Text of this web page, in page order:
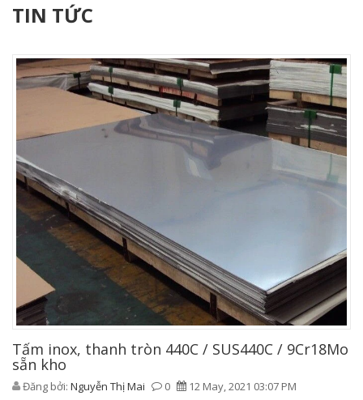
TIN TỨC
Tấm inox, thanh tròn 440C / SUS440C / 9Cr18Mo
sẵn kho
Đăng bởi: Nguyễn Thị Mai 0 12 May, 2021 03:07 PM